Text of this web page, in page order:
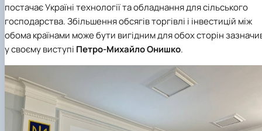
постачає Україні технології та обладнання для сільського
господарства. Збільшення обсягів торгівлі і інвестицій між
обома країнами може бути вигідним для обох сторін
у своєму виступі Петро-Михайло Онишко.